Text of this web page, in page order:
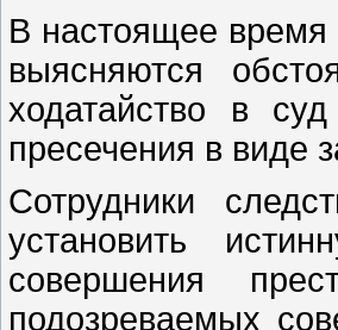
В настоящее время
выясняются
ходатайство в
пресечения в виде
Сотрудники
установить
совершения
подозреваемых